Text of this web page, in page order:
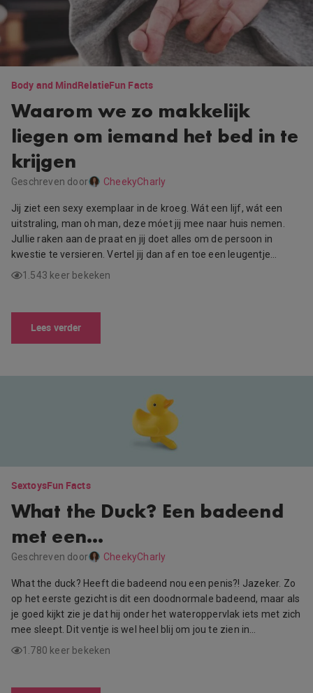
Body and MindRelatieFun Facts
Waarom we zo makkelijk
liegen om iemand het bed in te
krijgen
Geschreven door CheekyCharly
Jij ziet een sexy exemplaar in de kroeg. Wát een lijf, wát een
uitstraling, man oh man, deze móet jij mee naar huis nemen.
Jullie raken aan de praat en jij doet alles om de persoon in
kwestie te versieren. Vertel jij dan af en toe een leugentje…
1.543 keer bekeken
Lees verder
SextoysFun Facts
What the Duck? Een badeend
met een…
Geschreven door CheekyCharly
What the duck? Heeft die badeend nou een penis?! Jazeker. Zo
op het eerste gezicht is dit een doodnormale badeend, maar als
je goed kijkt zie je dat hij onder het wateroppervlak iets met zich
mee sleept. Dit ventje is wel heel blij om jou te zien in…
1.780 keer bekeken